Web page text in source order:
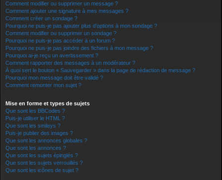
Comment modifier ou supprimer un message ?
Comment ajouter une signature à mes messages ?
Comment créer un sondage ?
Pourquoi ne puis-je pas ajouter plus d’options à mon sondage ?
Comment modifier ou supprimer un sondage ?
Pourquoi ne puis-je pas accéder à un forum ?
Pourquoi ne puis-je pas joindre des fichiers à mon message ?
Pourquoi ai-je reçu un avertissement ?
Comment rapporter des messages à un modérateur ?
À quoi sert le bouton « Sauvegarder » dans la page de rédaction de message ?
Pourquoi mon message doit être validé ?
Comment remonter mon sujet ?
Mise en forme et types de sujets
Que sont les BBCodes ?
Puis-je utiliser le HTML ?
Que sont les smileys ?
Puis-je publier des images ?
Que sont les annonces globales ?
Que sont les annonces ?
Que sont les sujets épinglés ?
Que sont les sujets verrouillés ?
Que sont les icônes de sujet ?